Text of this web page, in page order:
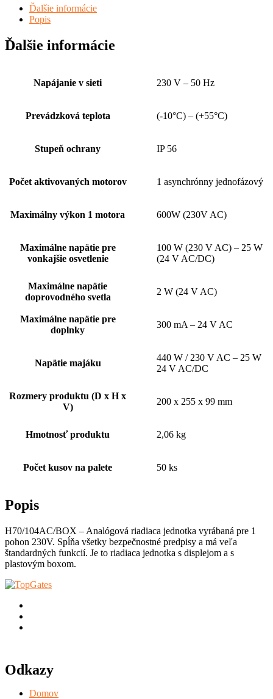
Ďalšie informácie
Popis
Ďalšie informácie
Napájanie v sieti 230 V – 50 Hz
Prevádzková teplota (-10°C) – (+55°C)
Stupeň ochrany IP 56
Počet aktivovaných motorov 1 asynchrónny jednofázový
Maximálny výkon 1 motora 600W (230V AC)
Maximálne napätie pre
vonkajšie osvetlenie
100 W (230 V AC) – 25 W
(24 V AC/DC)
Maximálne napätie
doprovodného svetla
2 W (24 V AC)
Maximálne napätie pre
doplnky
300 mA – 24 V AC
Napätie majáku
440 W / 230 V AC – 25 W
24 V AC/DC
Rozmery produktu (D x H x
V)
200 x 255 x 99 mm
Hmotnosť produktu 2,06 kg
Počet kusov na palete 50 ks
Popis
H70/104AC/BOX – Analógová riadiaca jednotka vyrábaná pre 1
pohon 230V. Spĺňa všetky bezpečnostné predpisy a má veľa
štandardných funkcií. Je to riadiaca jednotka s displejom a s
plastovým boxom.
Odkazy
Domov